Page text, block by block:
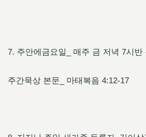
7. 주안에금요일_ 매주 금 저녁 7시반
주간묵상 본문_ 마태복음 4:12-17